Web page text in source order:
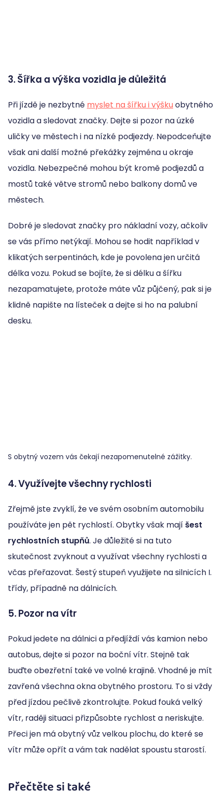
3. Šířka a výška vozidla je důležitá
Při jízdě je nezbytné myslet na šířku i výškuobytného
vozidla a sledovat značky. Dejte si pozor na úzké
uličky ve městech i na nízké podjezdy. Nepodceňujte
však ani další možné překážky zejména u okraje
vozidla. Nebezpečné mohou být kromě podjezdů a
mostů také větve stromů nebo balkony domů ve
městech.
Dobré je sledovat značky pro nákladní vozy, ačkoliv
se vás přímo netýkají. Mohou se hodit například v
klikatých serpentinách, kde je povolena jen určitá
délka vozu. Pokud se bojíte, že si délku a šířku
nezapamatujete, protože máte vůz půjčený, pak si je
klidně napište na lísteček a dejte si ho na palubní
desku.
S obytný vozem vás čekají nezapomenutelné zážitky.
4. Využívejte všechny rychlosti
Zřejmě jste zvyklí, že ve svém osobním automobilu
používáte jen pět rychlostí. Obytky však mají šest
rychlostních stupňů. Je důležité si na tuto
skutečnost zvyknout a využívat všechny rychlosti a
včas přeřazovat. Šestý stupeň využijete na silnicích I.
třídy, případně na dálnicích.
5. Pozor na vítr
Pokud jedete na dálnici a předjíždí vás kamion nebo
autobus, dejte si pozor na boční vítr. Stejně tak
buďte obezřetní také ve volné krajině. Vhodné je mít
zavřená všechna okna obytného prostoru. To si vždy
před jízdou pečlivě zkontrolujte. Pokud fouká velký
vítr, raději situaci přizpůsobte rychlost a neriskujte.
Přeci jen má obytný vůz velkou plochu, do které se
vítr může opřít a vám tak nadělat spoustu starostí.
Přečtěte si také